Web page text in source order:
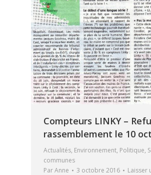
Compteurs LINKY –
rassemblement le 10
Actualités, Environnement, Politique,
communes
ParAnne 3 octobre 2016 Laisser